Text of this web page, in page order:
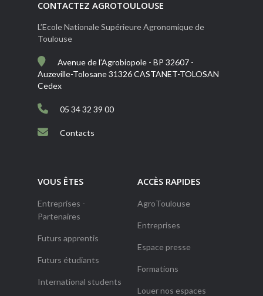
CONTACTEZ AGROTOULOUSE
L’Ecole Nationale Supérieure Agronomique de
Toulouse
Avenue de l’Agrobiopole - BP 32607 -
Auzeville-Tolosane 31326 CASTANET-TOLOSAN
Cedex
05 34 32 39 00
Contacts
VOUS ÊTES
Entreprises -
Partenaires
Futurs apprentis
Futurs étudiants
International students
ACCÈS RAPIDES
AgroToulouse
Entreprises
Espace presse
Formations
Louer nos espaces